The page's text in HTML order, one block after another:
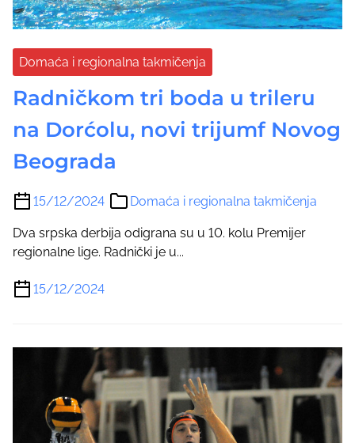
Domaća i regionalna takmičenja
Radničkom tri boda u trileru
na Dorćolu, novi trijumf Novog
Beograda
15/12/2024 Domaća i regionalna takmičenja
Dva srpska derbija odigrana su u 10. kolu Premijer
regionalne lige. Radnički je u...
15/12/2024